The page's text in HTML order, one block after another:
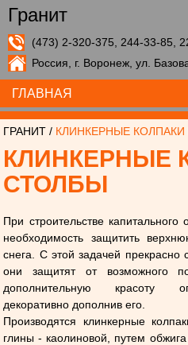
Гранит
(473) 2-320-375, 244-33-85,
Россия, г. Воронеж, ул.
ГЛАВНАЯ
ГРАНИТ / КЛИНКЕРНЫЕ
КЛИНКЕРНЫЕ
СТОЛБЫ
При строительстве капитального
необходимость защитить
снега. С этой задачей прекрасно
они защитят от возможного
дополнительную красоту
декоративно дополнив его.
Производятся клинкерные
глины - каолиновой, путем